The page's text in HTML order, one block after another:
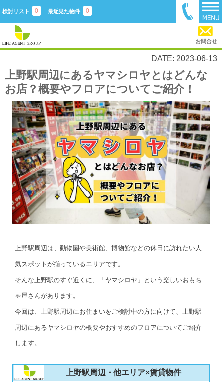
検討リスト 0 最近見た物件 0
お問合せ
DATE: 2023-06-13
上野駅周辺にあるヤマシロヤとはどんな
お店？概要やフロアについてご紹介！
上野駅周辺は、動物園や美術館、博物館などの休日に訪れたい人
気スポットが揃っているエリアです。
そんな上野駅のすぐ近くに、「ヤマシロヤ」という楽しいおもち
ゃ屋さんがあります。
今回は、上野駅周辺にお住まいをご検討中の方に向けて、上野駅
周辺にあるヤマシロヤの概要やおすすめのフロアについてご紹介
します。
上野駅周辺・他エリア×賃貸物件